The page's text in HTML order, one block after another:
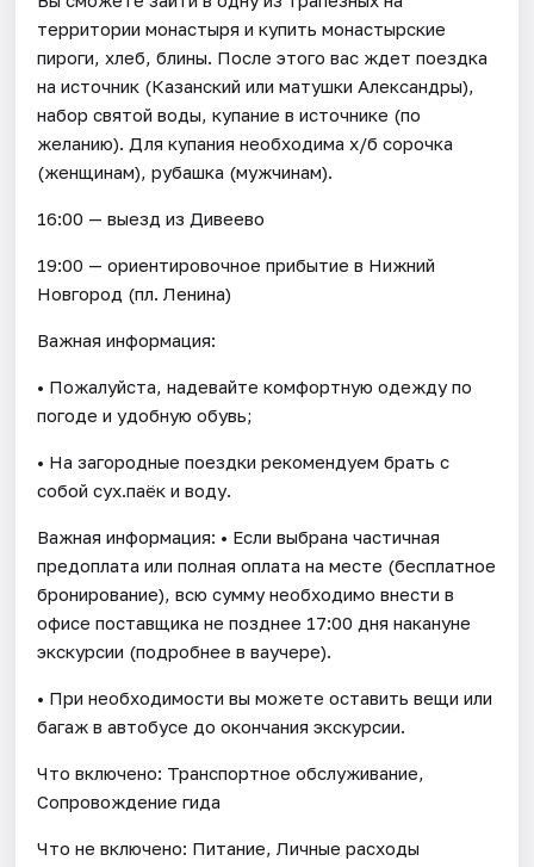
территории монастыря и купить монастырские
пироги, хлеб, блины. После этого вас ждет поездка
на источник (Казанский или матушки Александры),
набор святой воды, купание в источнике (по
желанию). Для купания необходима х/б сорочка
(женщинам), рубашка (мужчинам).
16:00 — выезд из Дивеево
19:00 — ориентировочное прибытие в Нижний
Новгород (пл. Ленина)
Важная информация:
• Пожалуйста, надевайте комфортную одежду по
погоде и удобную обувь;
• На загородные поездки рекомендуем брать с
собой сух.паёк и воду.
Важная информация: • Если выбрана частичная
предоплата или полная оплата на месте (бесплатное
бронирование), всю сумму необходимо внести в
офисе поставщика не позднее 17:00 дня накануне
экскурсии (подробнее в ваучере).
• При необходимости вы можете оставить вещи или
багаж в автобусе до окончания экскурсии.
Что включено: Транспортное обслуживание,
Сопровождение гида
Что не включено: Питание, Личные расходы